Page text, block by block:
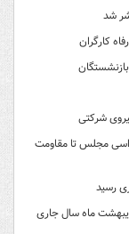
شد
کارگران
شرکتی
مجلس تا مقاومت
رسید
در اردیبهشت ماه سال جاری